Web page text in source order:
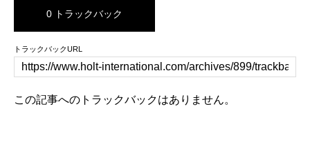
0 トラックバック
トラックバックURL
この記事へのトラックバックはありません。